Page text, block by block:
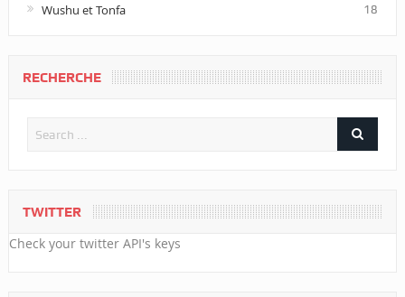
Wushu et Tonfa 18
RECHERCHE
TWITTER
Check your twitter API's keys